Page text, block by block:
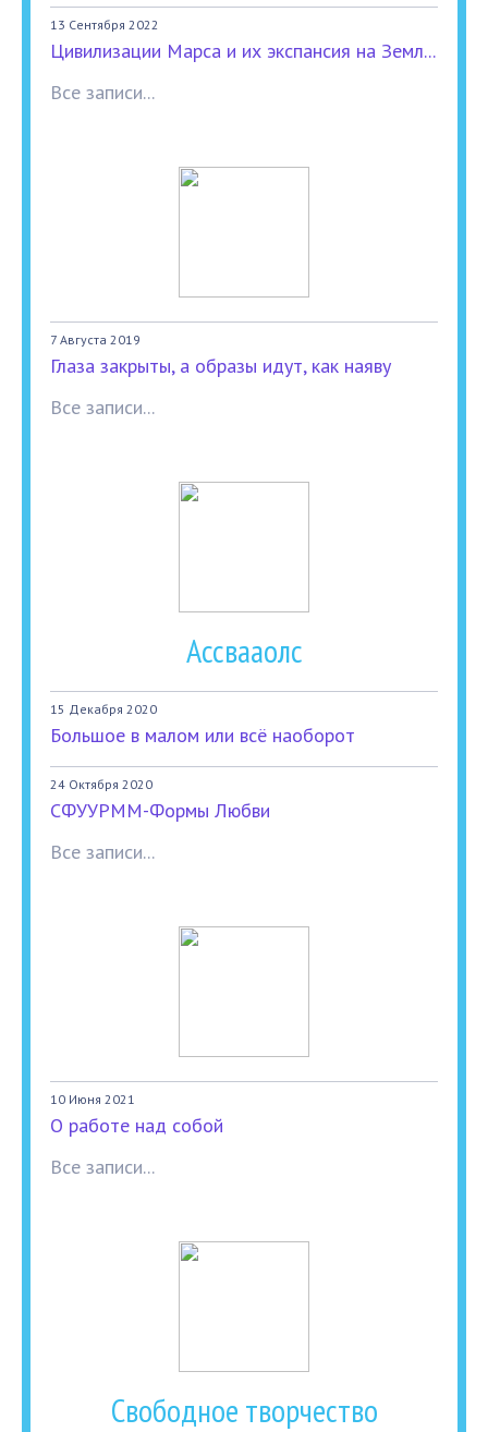
13 Сентября 2022
Цивилизации Марса и их экспансия на Земл...
Все записи...
7 Августа 2019
Глаза закрыты, а образы идут, как наяву
Все записи...
Ассвааолс
15 Декабря 2020
Большое в малом или всё наоборот
24 Октября 2020
СФУУРММ-Формы Любви
Все записи...
10 Июня 2021
О работе над собой
Все записи...
Свободное творчество